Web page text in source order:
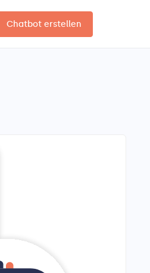
Chatbot erstellen